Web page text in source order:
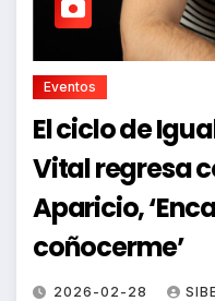
Eventos
El ciclo de
Vital regresa
Aparicio,
coñocerme’
2026-02-28